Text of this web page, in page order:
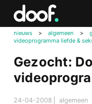
nieuws > algemeen >
videoprogramma liefde &
Gezocht:
24-04-2008 algemeen
Doof.nl